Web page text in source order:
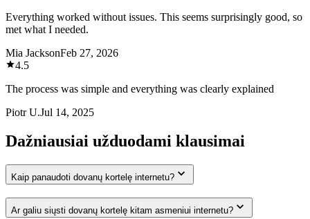
Everything worked without issues. This seems surprisingly good, so
met what I needed.
Mia JacksonFeb 27, 2026
4.5
The process was simple and everything was clearly explained
Piotr U.Jul 14, 2025
Dažniausiai užduodami klausimai
Kaip panaudoti dovanų kortelę internetu?
Ar galiu siųsti dovanų kortelę kitam asmeniui internetu?